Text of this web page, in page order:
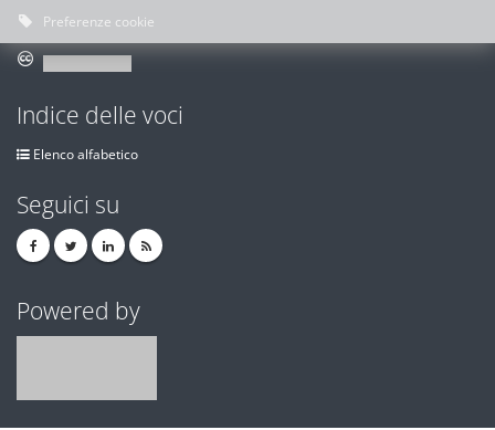
Preferenze cookie
Indice delle voci
Elenco alfabetico
Seguici su
Powered by